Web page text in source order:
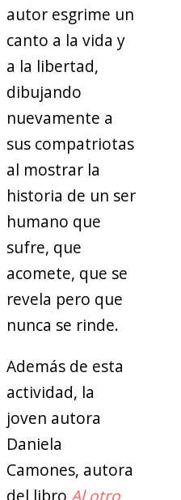
autor esgrime un
canto a la vida y
a la libertad,
dibujando
nuevamente a
sus compatriotas
al mostrar la
historia de un ser
humano que
sufre, que
acomete, que se
revela pero que
nunca se rinde.
Además de esta
actividad, la
joven autora
Daniela
Camones, autora
del libro Al otro